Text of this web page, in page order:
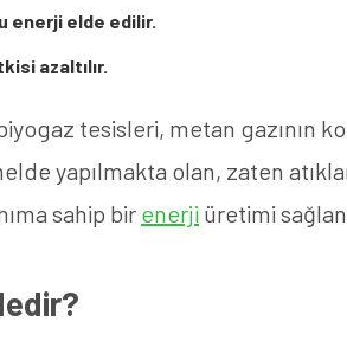
enerji elde edilir.
azaltılır.
tesisleri, metan gazının
yapılmakta olan, zaten
sahip bir enerji üretimi